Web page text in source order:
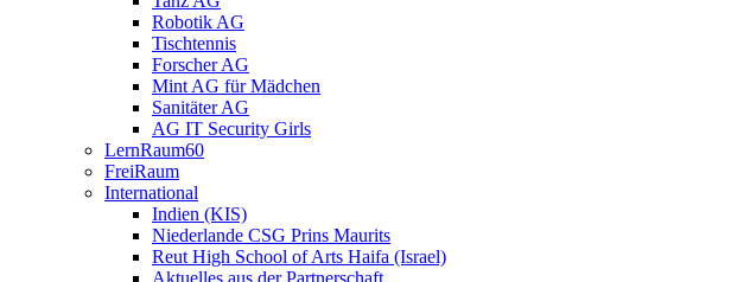
Robotik AG
Tischtennis
Forscher AG
Mint AG für Mädchen
Sanitäter AG
AG IT Security Girls
LernRaum60
FreiRaum
International
Indien (KIS)
Niederlande CSG Prins Maurits
Reut High School of Arts Haifa (Israel)